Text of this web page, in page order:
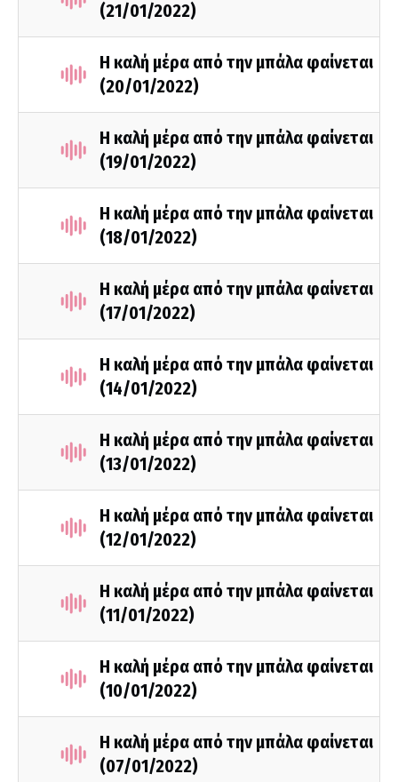
(21/01/2022)
Η καλή μέρα από την μπάλα φαίνεται
(20/01/2022)
Η καλή μέρα από την μπάλα φαίνεται
(19/01/2022)
Η καλή μέρα από την μπάλα φαίνεται
(18/01/2022)
Η καλή μέρα από την μπάλα φαίνεται
(17/01/2022)
Η καλή μέρα από την μπάλα φαίνεται
(14/01/2022)
Η καλή μέρα από την μπάλα φαίνεται
(13/01/2022)
Η καλή μέρα από την μπάλα φαίνεται
(12/01/2022)
Η καλή μέρα από την μπάλα φαίνεται
(11/01/2022)
Η καλή μέρα από την μπάλα φαίνεται
(10/01/2022)
Η καλή μέρα από την μπάλα φαίνεται
(07/01/2022)